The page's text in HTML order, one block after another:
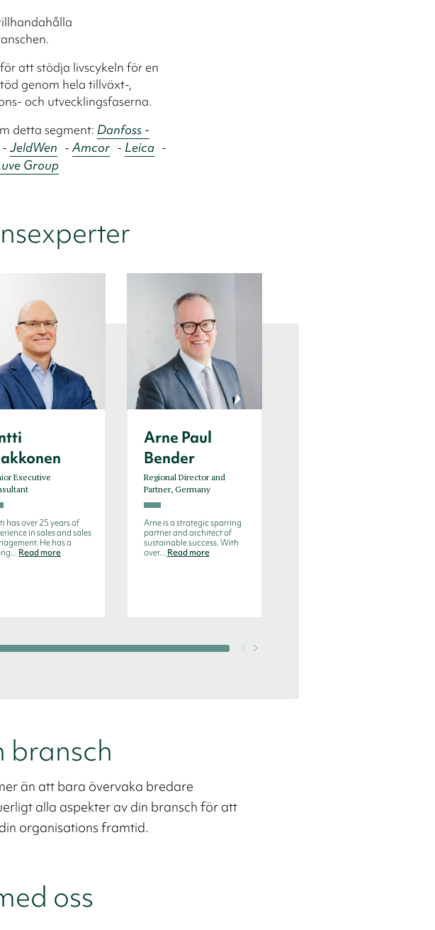
att stödja livscykeln för en
genom hela tillväxt-,
och utvecklingsfaserna.
detta segment: Danfoss -
- JeldWen -Amcor - Leica -
Group
Executive
has over 25 years of
in sales and sales
He has a
Read more
Arne Paul
Bender
Regional Director and
Partner, Germany
Arne is a strategic sparring
partner and architect of
sustainable success. With
over... Read more
bransch
än att bara övervaka bredare
alla aspekter av din bransch för att
organisations framtid.
oss